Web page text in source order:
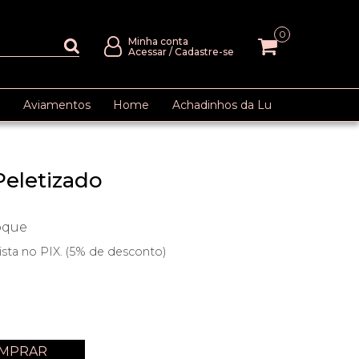
Minha conta
Acessar / Cadastre-se
0
Aviamentos Home Achadinhos da Lu
no PIX. (5% de desconto)